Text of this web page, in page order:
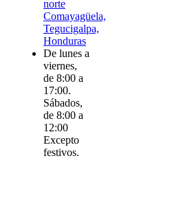
norte
Comayagüela,
Tegucigalpa,
Honduras
De lunes a
viernes,
de 8:00 a
17:00.
Sábados,
de 8:00 a
12:00
Excepto
festivos.